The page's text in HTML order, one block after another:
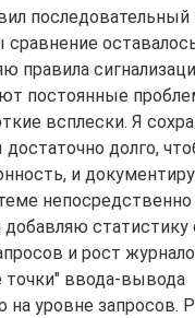
последовательный
сравнение
правила
постоянные
всплески. Я
долго,
и
статистику
и рост
точки" ввода-вывода
на уровне запросов.